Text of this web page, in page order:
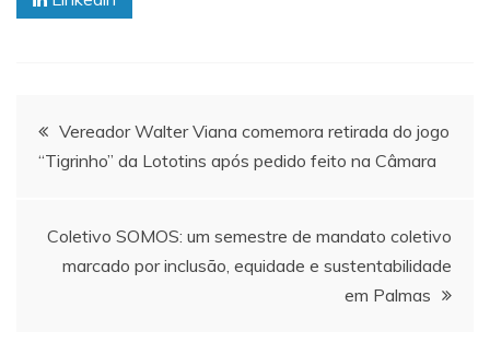
Navegação
Post
Vereador Walter Viana comemora retirada do jogo
“Tigrinho” da Lototins após pedido feito na Câmara
Coletivo SOMOS: um semestre de mandato coletivo
marcado por inclusão, equidade e sustentabilidade
em Palmas